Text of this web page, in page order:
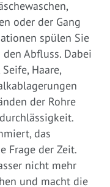
oder der Gang
spülen Sie
Abfluss. Dabei
Haare,
der Rohre
das
Frage der Zeit.
nicht mehr
und macht die